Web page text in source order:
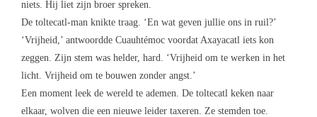
niets. Hij liet zijn broer spreken.
De toltecatl-man knikte traag. ‘En wat geven jullie ons in ruil?’
‘Vrijheid,’ antwoordde Cuauhtémoc voordat Axayacatl iets kon
zeggen. Zijn stem was helder, hard. ‘Vrijheid om te werken in het
licht. Vrijheid om te bouwen zonder angst.’
Een moment leek de wereld te ademen. De toltecatl keken naar
elkaar, wolven die een nieuwe leider taxeren. Ze stemden toe.